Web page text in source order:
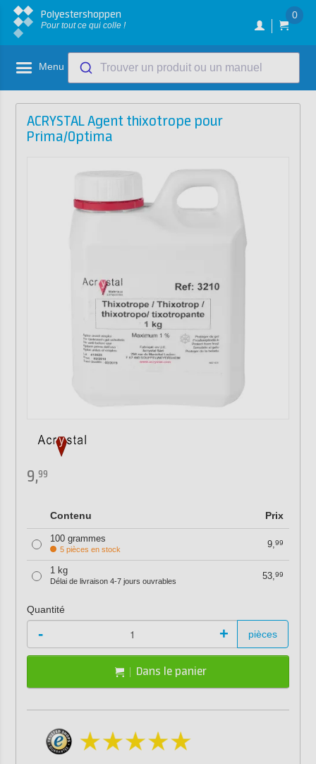
Polyestershoppen
Pour tout ce qui colle !
0
Menu Trouver un produit ou un manuel
ACRYSTAL Agent thixotrope pour
Prima/Optima
9,99
Contenu Prix
100 grammes
5 pièces en stock 9,99
1 kg
Délai de livraison 4-7 jours ouvrables 53,99
Quantité
- + pièces
Dans le panier